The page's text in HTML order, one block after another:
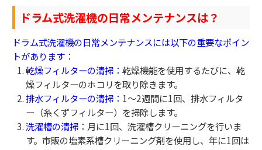
ドラム式洗濯機の日常メンテナンスは？
ドラム式洗濯機の日常メンテナンスには以下の重要なポイン
トがあります：
乾燥フィルターの清掃：乾燥機能を使用するたびに、乾
燥フィルターのホコリを取り除きます。
排水フィルターの清掃： 1〜2週間に1回、排水フィルタ
ー（糸くずフィルター）を掃除します。
洗濯槽の清掃： 月に1回、洗濯槽クリーニングを行いま
す。市販の塩素系槽クリーニング剤を使用し、年に1回は